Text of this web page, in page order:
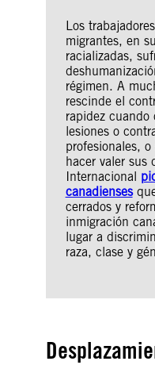
Los
migrantes, en
racializadas,
régimen. A
rescinde el
rapidez cuando
lesiones o
profesionales,
hacer valer sus
Internacional
canadienses
cerrados y
inmigración
lugar a
raza, clase y